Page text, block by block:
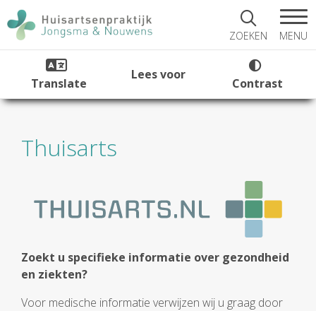
ZOEKEN MENU
Translate
Lees voor
Contrast
Thuisarts
Zoekt u specifieke informatie over gezondheid
en ziekten?
Voor medische informatie verwijzen wij u graag door